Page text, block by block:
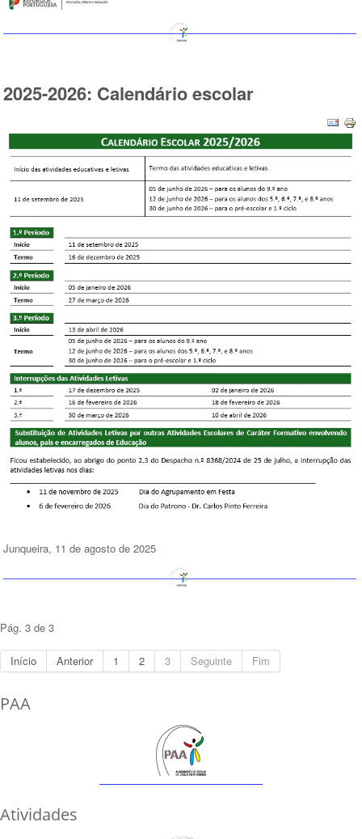
2025-2026: Calendário escolar
Junqueira, 11 de agosto de 2025
Pág. 3 de 3
Início Anterior 1 2 3 Seguinte Fim
PAA
Atividades